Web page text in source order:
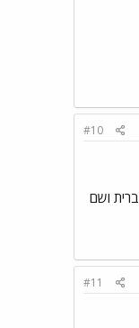
#10
שנים בערך עוברת לארצות הברית ושם
#11